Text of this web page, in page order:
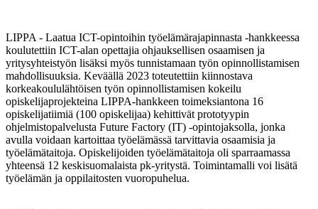
LIPPA - Laatua ICT-opintoihin työelämärajapinnasta -hankkeessa
koulutettiin ICT-alan opettajia ohjauksellisen osaamisen ja
yritysyhteistyön lisäksi myös tunnistamaan työn opinnollistamisen
mahdollisuuksia. Keväällä 2023 toteutettiin kiinnostava
korkeakoululähtöisen työn opinnollistamisen kokeilu
opiskelijaprojekteina LIPPA-hankkeen toimeksiantona 16
opiskelijatiimiä (100 opiskelijaa) kehittivät prototyypin
ohjelmistopalvelusta Future Factory (IT) -opintojaksolla, jonka
avulla voidaan kartoittaa työelämässä tarvittavia osaamisia ja
työelämätaitoja. Opiskelijoiden työelämätaitoja oli sparraamassa
yhteensä 12 keskisuomalaista pk-yritystä. Toimintamalli voi lisätä
työelämän ja oppilaitosten vuoropuhelua.